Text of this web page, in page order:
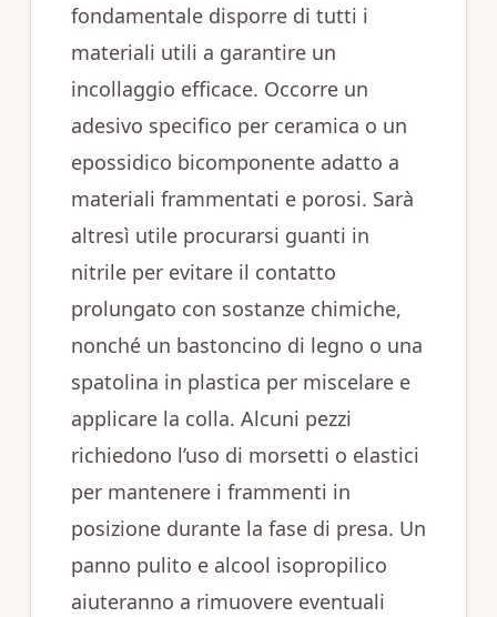
fondamentale disporre di tutti i
materiali utili a garantire un
incollaggio efficace. Occorre un
adesivo specifico per ceramica o un
epossidico bicomponente adatto a
materiali frammentati e porosi. Sarà
altresì utile procurarsi guanti in
nitrile per evitare il contatto
prolungato con sostanze chimiche,
nonché un bastoncino di legno o una
spatolina in plastica per miscelare e
applicare la colla. Alcuni pezzi
richiedono l’uso di morsetti o elastici
per mantenere i frammenti in
posizione durante la fase di presa. Un
panno pulito e alcool isopropilico
aiuteranno a rimuovere eventuali